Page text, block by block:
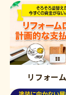
リフォー